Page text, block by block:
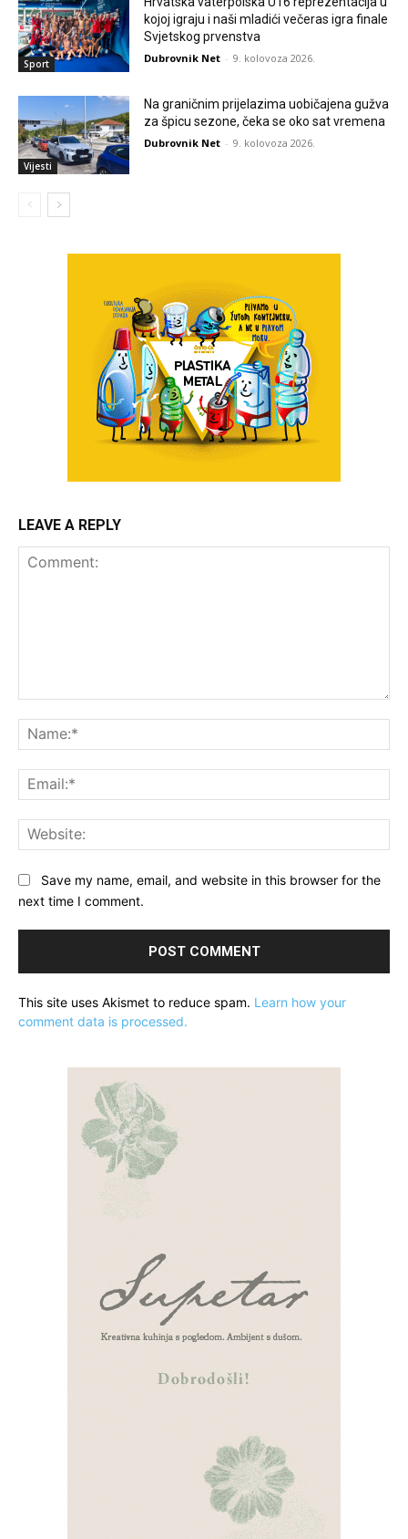
Sport
kojoj igraju i naši mladići večeras igra finale
Svjetskog prvenstva
Dubrovnik Net - 9. kolovoza 2026.
Vijesti
Na graničnim prijelazima uobičajena gužva
za špicu sezone, čeka se oko sat vremena
Dubrovnik Net - 9. kolovoza 2026.
LEAVE A REPLY
Save my name, email, and website in this browser for the
next time I comment.
This site uses Akismet to reduce spam. Learn how your
comment data is processed.